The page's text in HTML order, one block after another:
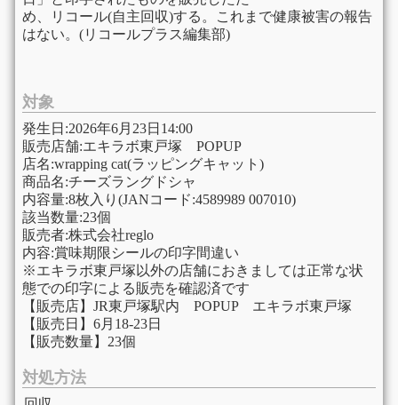
め、リコール(自主回収)する。これまで健康被害の報告
はない。(リコールプラス編集部)
対象
発生日:2026年6月23日14:00
販売店舗:エキラボ東戸塚 POPUP
店名:wrapping cat(ラッピングキャット)
商品名:チーズラングドシャ
内容量:8枚入り(JANコード:4589989 007010)
該当数量:23個
販売者:株式会社reglo
内容:賞味期限シールの印字間違い
※エキラボ東戸塚以外の店舗におきましては正常な状
態での印字による販売を確認済です
【販売店】JR東戸塚駅内 POPUP エキラボ東戸塚
【販売日】6月18-23日
【販売数量】23個
対処方法